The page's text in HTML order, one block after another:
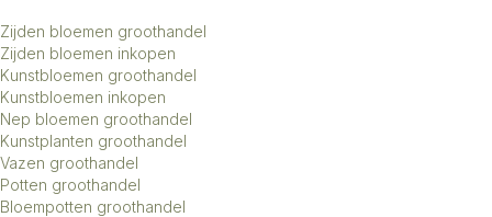
Zijden bloemen groothandel
Zijden bloemen inkopen
Kunstbloemen groothandel
Kunstbloemen inkopen
Nep bloemen groothandel
Kunstplanten groothandel
Vazen groothandel
Potten groothandel
Bloempotten groothandel